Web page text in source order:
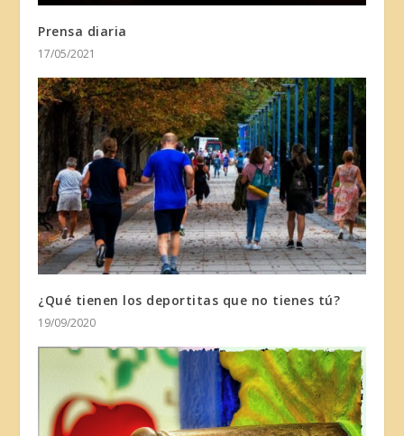
Prensa diaria
17/05/2021
¿Qué tienen los deportitas que no tienes tú?
19/09/2020